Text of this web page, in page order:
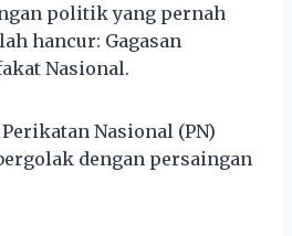
politik yang pernah
hancur: Gagasan
Nasional.
Nasional (PN)
dengan persaingan